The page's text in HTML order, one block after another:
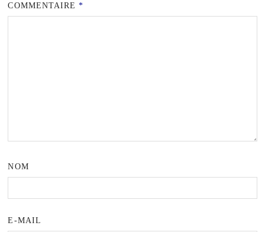
COMMENTAIRE*
NOM
E-MAIL